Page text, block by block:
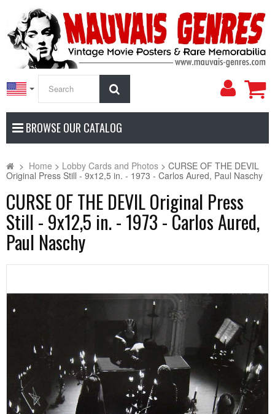
My
BROWSE OUR CATALOG
> Home > Lobby Cards and Photos > CURSE OF THE DEVIL
Original Press Still - 9x12,5 in. - 1973 - Carlos Aured, Paul Naschy
CURSE OF THE DEVIL Original Press
Still - 9x12,5 in. - 1973 - Carlos Aured,
Paul Naschy